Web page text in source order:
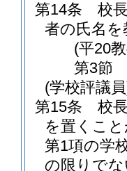
第14条
校
者の氏名
(平20
第3節
(学校評議
第15条
校
を置くこ
第1項の学
の限りで